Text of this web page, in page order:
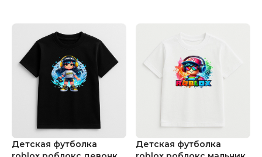
Детская футболка
Детская футболка